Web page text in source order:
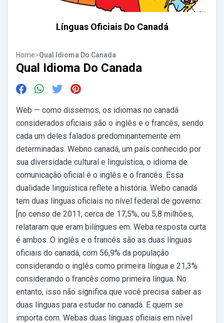
Línguas Oficiais Do Canadá
Home>Qual Idioma Do Canada
Qual Idioma Do Canada
Web — como dissemos, os idiomas no canadá
considerados oficiais são o inglês e o francês, sendo
cada um deles falados predominantemente em
determinadas. Webno canadá, um país conhecido por
sua diversidade cultural e linguística, o idioma de
comunicação oficial é o inglês e o francês. Essa
dualidade linguística reflete a história. Webo canadá
tem duas línguas oficiais no nível federal de governo:
[no censo de 2011, cerca de 17,5%, ou 5,8 milhões,
relataram que eram bilíngues em. Weba resposta curta
é ambos. O inglês e o francês são as duas línguas
oficiais do canadá, com 56,9% da população
considerando o inglês como primeira língua e 21,3%
considerando o francês como primeira língua. No
entanto, isso não significa que você precisa saber as
duas línguas para estudar no canadá. E quem se
importa com. Webas duas línguas oficiais em nível